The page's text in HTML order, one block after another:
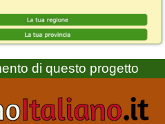
di questo progetto